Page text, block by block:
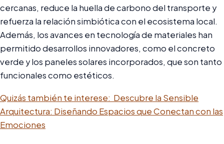
cercanas, reduce la huella de carbono del transporte y
refuerza la relación simbiótica con el ecosistema local.
Además, los avances en tecnología de materiales han
permitido desarrollos innovadores, como el concreto
verde y los paneles solares incorporados, que son tanto
funcionales como estéticos.
Quizás también te interese: Descubre la Sensible
Arquitectura: Diseñando Espacios que Conectan con las
Emociones